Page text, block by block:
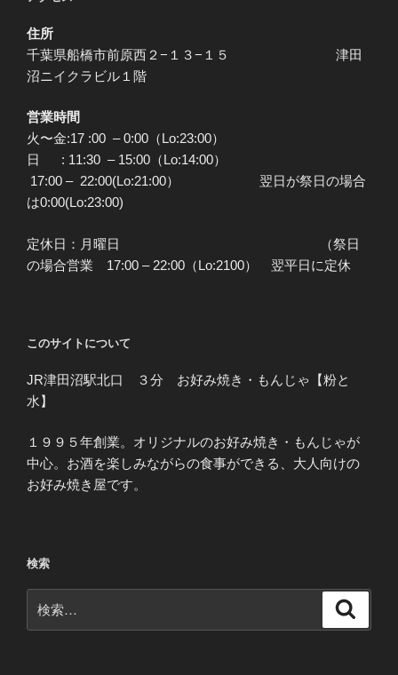
住所
千葉県船橋市前原西２−１３−１５ 津田
沼ニイクラビル１階
営業時間
火〜金:17 :00 – 0:00（Lo:23:00）
日 : 11:30 – 15:00（Lo:14:00）
17:00 – 22:00(Lo:21:00） 翌日が祭日の場合
は0:00(Lo:23:00)
定休日：月曜日 （祭日
の場合営業 17:00 – 22:00（Lo:2100） 翌平日に定休
このサイトについて
JR津田沼駅北口 ３分 お好み焼き・もんじゃ【粉と
水】
１９９５年創業。オリジナルのお好み焼き・もんじゃが
中心。お酒を楽しみながらの食事ができる、大人向けの
お好み焼き屋です。
検索
索: